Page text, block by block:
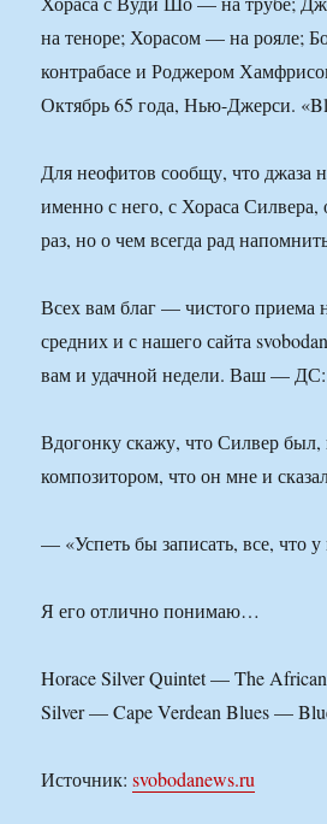
на теноре; Хорасом — на рояле;
контрабасе и Роджером
Октябрь 65 года, Нью-Джерси.
Для неофитов сообщу, что джаза
именно с него, с Хораса Силвера,
раз, но о чем всегда рад
Всех вам благ — чистого приема
средних и с нашего сайта
вам и удачной недели. Ваш — ДС:
Вдогонку скажу, что Силвер
композитором, что он мне и
— «Успеть бы записать, все, что у
Я его отлично понимаю…
Horace Silver Quintet — The
Silver — Cape Verdean Blues —
Источник:svobodanews.ru